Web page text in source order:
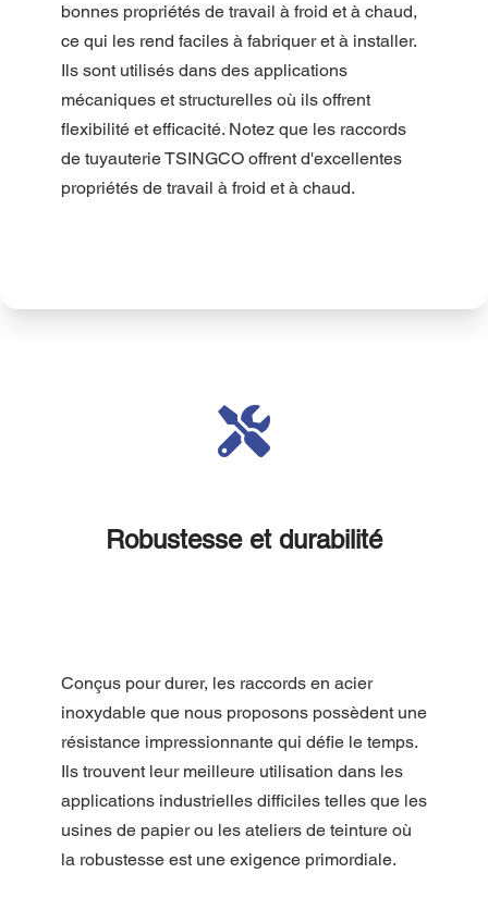
bonnes propriétés de travail à froid et à chaud,
ce qui les rend faciles à fabriquer et à installer.
Ils sont utilisés dans des applications
mécaniques et structurelles où ils offrent
flexibilité et efficacité. Notez que les raccords
de tuyauterie TSINGCO offrent d'excellentes
propriétés de travail à froid et à chaud.
Robustesse et durabilité
Conçus pour durer, les raccords en acier
inoxydable que nous proposons possèdent une
résistance impressionnante qui défie le temps.
Ils trouvent leur meilleure utilisation dans les
applications industrielles difficiles telles que les
usines de papier ou les ateliers de teinture où
la robustesse est une exigence primordiale.